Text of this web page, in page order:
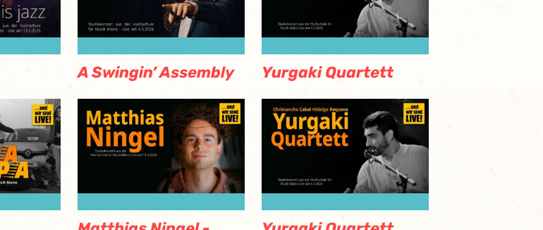
A Swingin’ Assembly Yurgaki Quartett